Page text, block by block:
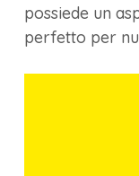
possiede un
perfetto per